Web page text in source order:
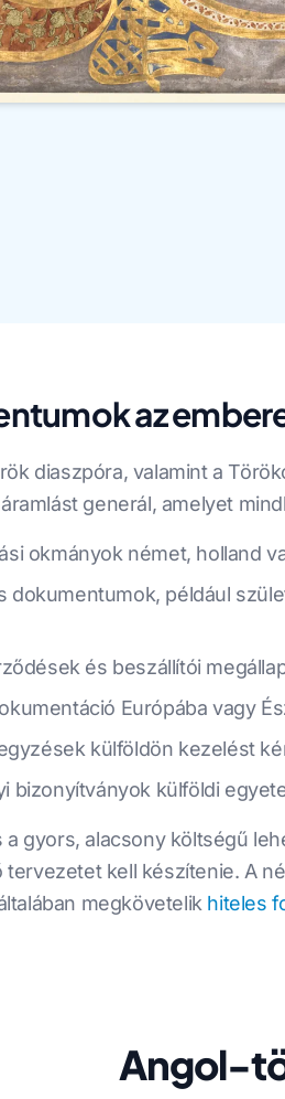
az
diaszpóra, valamint a
generál, amelyet
okmányok német, holland
dokumentumok, például
és beszállítói
Európába vagy
külföldön kezelést
bizonyítványok külföldi
a gyors, alacsony költségű
tervezetet kell készítenie. A
megkövetelik hiteles
Angol-